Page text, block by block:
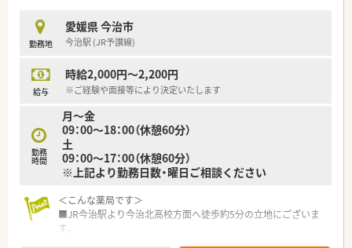
■有給休暇の取得を推奨しており、希望休も通りやすいため、無
理なく長く働き続けられる環境です。
■育児短時間勤務制度は小学校6年生まで利用可能であり、子育
勤務地
愛媛県 今治市
今治駅 (JR予讃線)
給与
時給2,000円～2,200円
※ご経験や面接等により決定いたします
勤務
時間
月～金
09：00～18：00（休憩60分）
土
09：00～17：00（休憩60分）
※上記より勤務日数・曜日ご相談ください
＜こんな薬局です＞
■JR今治駅より今治北高校方面へ徒歩約5分の立地にございま
す。